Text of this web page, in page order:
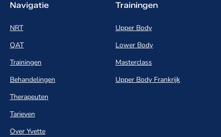
Navigatie
NRT
QAT
Trainingen
Behandelingen
Therapeuten
Tarieven
Over Yvette
Trainingen
Upper Body
Lower Body
Masterclass
Upper Body Frankrijk